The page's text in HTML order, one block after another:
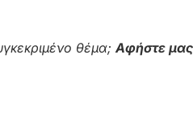
θέμα;Αφήστε